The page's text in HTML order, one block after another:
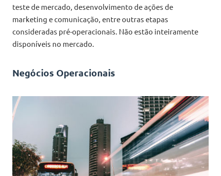
teste de mercado, desenvolvimento de ações de
marketing e comunicação, entre outras etapas
consideradas pré-operacionais. Não estão inteiramente
disponíveis no mercado.
Negócios Operacionais